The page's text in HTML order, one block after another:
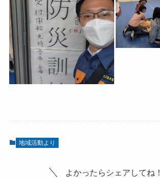
地域活動より
よかったらシェアしてね！